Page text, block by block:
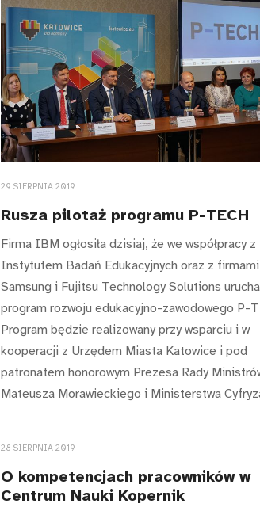
29 SIERPNIA 2019
Rusza pilotaż programu P-TECH
Firma IBM ogłosiła dzisiaj, że we współpracy z
Instytutem Badań Edukacyjnych oraz z firmami
Samsung i Fujitsu Technology Solutions
program rozwoju edukacyjno-zawodowego P-
Program będzie realizowany przy wsparciu i w
kooperacji z Urzędem Miasta Katowice i pod
patronatem honorowym Prezesa Rady
Mateusza Morawieckiego i Ministerstwa
28 SIERPNIA 2019
O kompetencjach pracowników w
Centrum Nauki Kopernik